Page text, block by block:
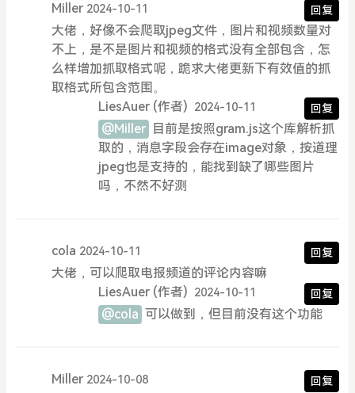
Miller 2024-10-11 回复
大佬，好像不会爬取jpeg文件，图片和视频数量对
不上，是不是图片和视频的格式没有全部包含，怎
么样增加抓取格式呢，跪求大佬更新下有效值的抓
取格式所包含范围。
LiesAuer (作者) 2024-10-11 回复
@Miller
目前是按照gram.js这个库解析抓
取的，消息字段会存在image对象，按道理
jpeg也是支持的，能找到缺了哪些图片
吗，不然不好测
cola 2024-10-11 回复
大佬，可以爬取电报频道的评论内容嘛
LiesAuer (作者) 2024-10-11 回复
@cola 可以做到，但目前没有这个功能
Miller 2024-10-08 回复